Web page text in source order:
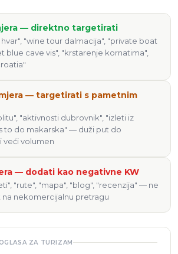
— direktno targetirati
"wine tour dalmacija", "private boat
blue cave vis", "krstarenje kornatima",
— targetirati s pametnim
"aktivnosti dubrovnik", "izleti iz
to do makarska" — duži put do
veći volumen
— dodati kao negativne KW
"rute", "mapa", "blog", "recenzija" — ne
nekomercijalnu pretragu
ZA TURIZAM